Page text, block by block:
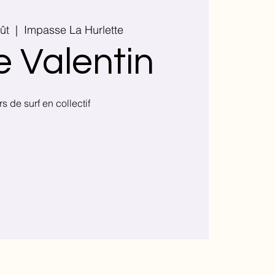
  |
Impasse La Hurlette
Valentin
de surf en collectif